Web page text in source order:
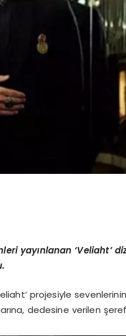
yayınlanan ‘Veliaht’
projesiyle sevenlerinin
dedesine verilen